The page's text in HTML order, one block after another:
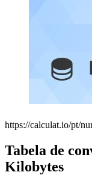
https://calculat.io/pt/
Tabela de
Kilobytes